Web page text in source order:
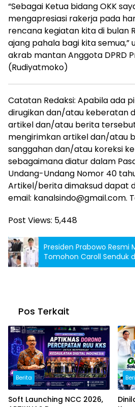
“Sebagai Ketua bidang OKK
mengapresiasi rakerja pada
rencana kegiatan kita di bulan
ajang pahala bagi kita semua,”
akrab mantan Anggota DPRD
(Rudiyatmoko)
Catatan Redaksi: Apabila ada
dirugikan dan/atau keberatan
artikel dan/atau berita
mengirimkan artikel dan/atau
sanggahan dan/atau koreksi
sebagaimana diatur dalam
Undang-Undang Nomor 40
Artikel/berita dimaksud dapat
email: kanalsindo@gmail.com.
Post Views: 5,448
Presiden Prabowo Resmi
Tomohon Caroll Senduk
Tomohon Sendy Rumajar
Pos Terkait
Berita
Soft Launching NCC 2026,